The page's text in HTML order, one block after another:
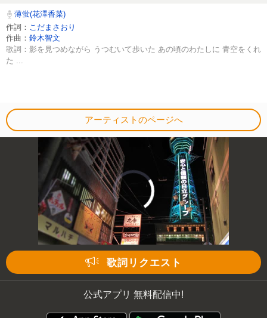
薄蛍(花澤香菜)
作詞： こだまさおり
作曲： 鈴木智文
歌詞：影を見つめながら うつむいて歩いた あの頃のわたしに 青空をくれ
た ...
アーティストのページへ
00:00/01:31
歌詞リクエスト
公式アプリ 無料配信中!